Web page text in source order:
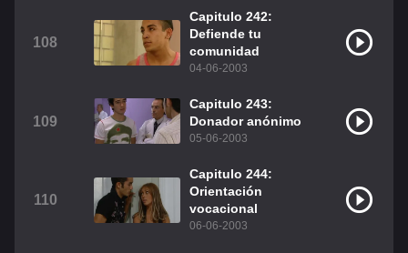
108
Capitulo 242:
Defiende tu
comunidad
04-06-2003
109
Capitulo 243:
Donador anónimo
05-06-2003
110
Capitulo 244:
Orientación
vocacional
06-06-2003